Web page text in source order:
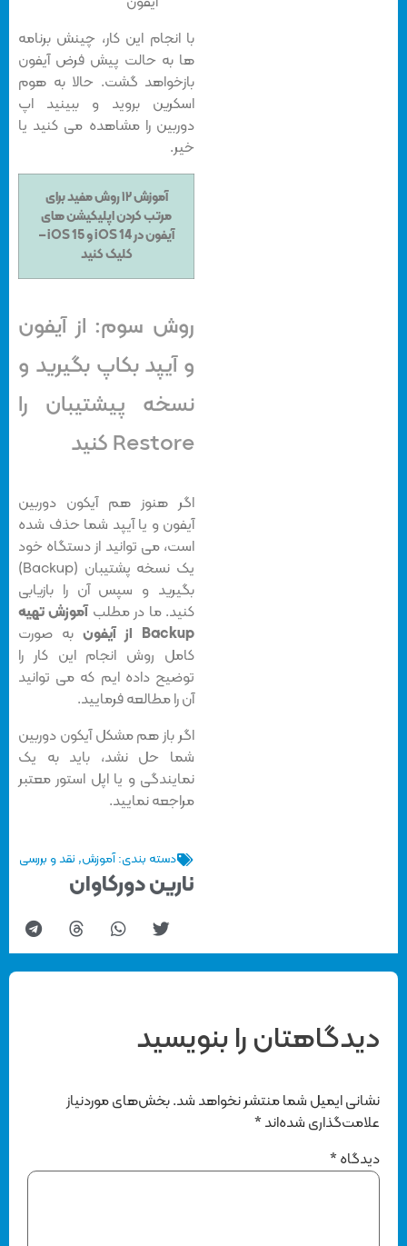
با انجام این کار، چینش برنامه
ها به حالت پیش فرض آیفون
بازخواهد گشت. حالا به هوم
اسکرین بروید و ببینید اپ
دوربین را مشاهده می کنید یا
آموزش ۱۲ روش مفید برای
مرتب کردن اپلیکیشن های
آیفون در iOS 14 و iOS 15 –
کلیک کنید
روش سوم: از آیفون
و آیپد بکاپ بگیرید و
نسخه پیشتیبان را
Restore کنید
اگر هنوز هم آیکون دوربین
آیفون و یا آیپد شما حذف شده
است، می توانید از دستگاه خود
یک نسخه پشتیبان (Backup)
بگیرید و سپس آن را بازیابی
کنید. ما در مطلبآموزش تهیه
Backup از آیفون
به صورت
کامل روش انجام این کار را
توضیح داده ایم که می توانید
آن را مطالعه فرمایید.
اگر باز هم مشکل آیکون دوربین
شما حل نشد، باید به یک
نمایندگی و یا اپل استور معتبر
مراجعه نمایید.
دسته بندی: آموزش,نقد و بررسی
نارین دورکاوان
دیدگاهتان را بنویسید
نشانی ایمیل شما منتشر نخواهد شد. بخش‌های موردنیاز
علامت‌گذاری شده‌اند*
دیدگاه*